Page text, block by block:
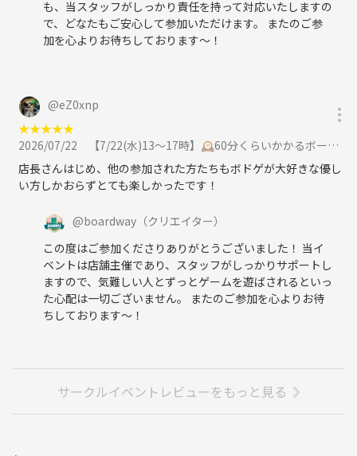
も、当スタッフがしっかり責任を持って対応いたしますの
で、どなたもご安心して参加いただけます。 またのご参
加を心よりお待ちしております〜！
@eZ0xnp
★★★★★
2026/07/22
【7/22(水)13〜17時】🕰️60分くらいかかるボードゲーム🎲をわかりやすく遊ぶ会🎈【初心者大歓迎🎉】に参加
店長さんはじめ、他の参加された方たちもボドゲが大好きな優し
い方しかおらずとても楽しかったです！
@boardway （クリエイター）
この度はご参加くださりありがとうございました！ 当イ
ベントは店舗主催であり、スタッフがしっかりサポートし
ますので、気難しい人とずっとゲームを遊ばされるといっ
た心配は一切ございません。 またのご参加を心よりお待
ちしております〜！
サークルイベントレビューをもっと見る